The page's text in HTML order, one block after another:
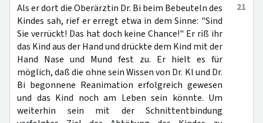
21
Als er dort die Oberärztin Dr. Bi beim Bebeuteln des
Kindes sah, rief er erregt etwa in dem Sinne: "Sind
Sie verrückt! Das hat doch keine Chance!" Er riß ihr
das Kind aus der Hand und drückte dem Kind mit der
Hand Nase und Mund fest zu. Er hielt es für
möglich, daß die ohne sein Wissen von Dr. Kl und Dr.
Bi begonnene Reanimation erfolgreich gewesen
und das Kind noch am Leben sein könnte. Um
weiterhin sein mit der Schnittentbindung